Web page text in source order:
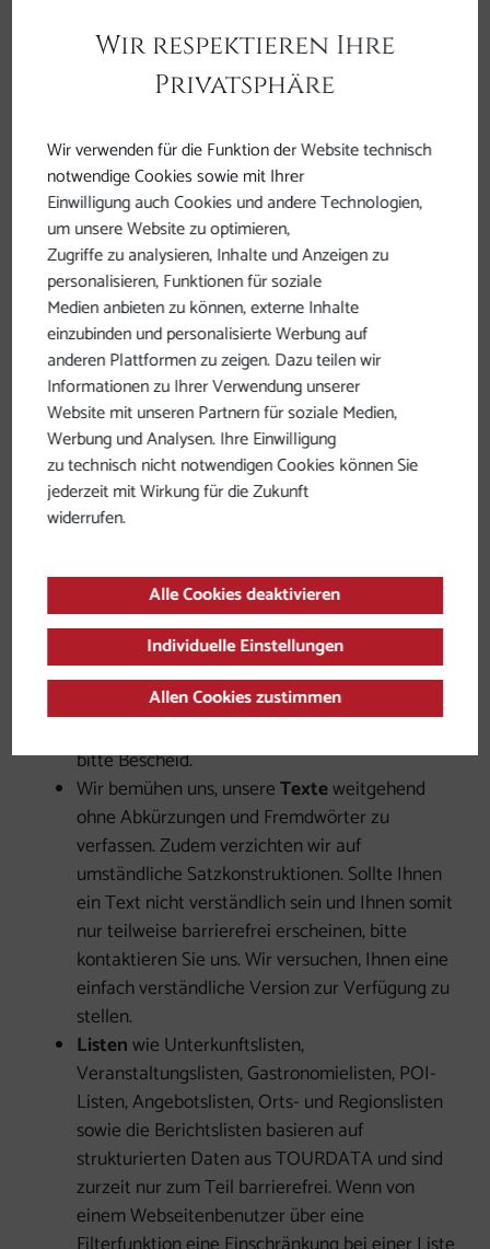
Die nachstehend aufgeführten Inhalte sind aus
a) Unvereinbarkeit /
unverhältnismäßige Belastung
PDF- und Word-Dokumente
(vor allem ältere
Dokumente), die auf den Websites eingesetzt
werden, sind nicht barrierefrei. Falls Sie Inhalte
von einem unserer PDF- oder Word-Dokumente
benötigen, bitte kontaktieren Sie uns. Wir
bemühen uns, Ihnen die Informationen in einer
anderen Form zur Verfügung zu stellen.
Die auf unseren Webseiten
eingesetztenVideossind derzeit nicht
barrierefrei. Die Adaptierung stellt eine
unverhältnismäßige Belastung im Sinne der
Barrierefreiheitsbestimmungen dar. Wir
barrierefreie zur Verfügung zu stellen.
SämtlicheBildersollten über Alternativtexte für
Screenreader-BenutzerInnen zugänglich sein.
Sollte ausnahmsweise ein Bild nicht mit einem
Alternativtext beschrieben und somit der Inhalt
bitte Bescheid.
Wir bemühen uns, unsereTexteweitgehend
ohne Abkürzungen und Fremdwörter zu
verfassen. Zudem verzichten wir auf
umständliche Satzkonstruktionen. Sollte Ihnen
ein Text nicht verständlich sein und Ihnen somit
nur teilweise barrierefrei erscheinen, bitte
kontaktieren Sie uns. Wir versuchen, Ihnen eine
einfach verständliche Version zur Verfügung zu
stellen.
Listenwie Unterkunftslisten,
Veranstaltungslisten, Gastronomielisten, POI-
Listen, Angebotslisten, Orts- und Regionslisten
sowie die Berichtslisten basieren auf
strukturierten Daten aus TOURDATA und sind
zurzeit nur zum Teil barrierefrei. Wenn von
einem Webseitenbenutzer über eine
Wir respektieren Ihre
Privatsphäre
Wir verwenden für die Funktion der Website technisch
notwendige Cookies sowie mit Ihrer
Einwilligung auch Cookies und andere Technologien,
um unsere Website zu optimieren,
Zugriffe zu analysieren, Inhalte und Anzeigen zu
personalisieren, Funktionen für soziale
Medien anbieten zu können, externe Inhalte
einzubinden und personalisierte Werbung auf
anderen Plattformen zu zeigen. Dazu teilen wir
Informationen zu Ihrer Verwendung unserer
Website mit unseren Partnern für soziale Medien,
Werbung und Analysen. Ihre Einwilligung
zu technisch nicht notwendigen Cookies können Sie
jederzeit mit Wirkung für die Zukunft
widerrufen.
Alle Cookies deaktivieren
Individuelle Einstellungen
Allen Cookies zustimmen